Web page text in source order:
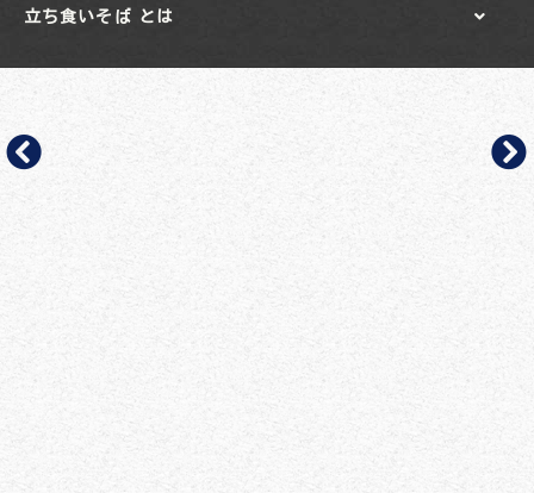
立ち食いそば とは